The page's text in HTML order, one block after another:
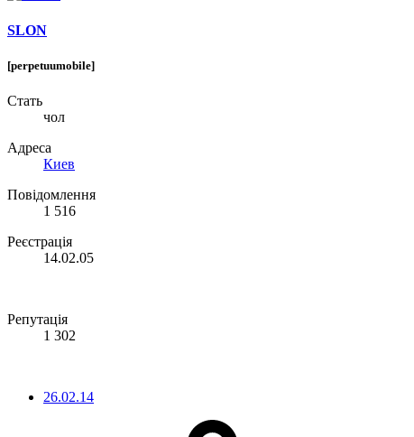
SLON
[perpetuumobile]
Стать
чол
Адреса
Киев
Повідомлення
1 516
Реєстрація
14.02.05
Репутація
1 302
26.02.14